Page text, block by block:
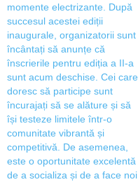
momente electrizante. După
succesul acestei ediții
inaugurale, organizatorii sunt
încântați să anunțe că
înscrierile pentru ediția a II-a
sunt acum deschise. Cei care
doresc să participe sunt
încurajați să se alăture și să
își testeze limitele într-o
comunitate vibrantă și
competitivă. De asemenea,
este o oportunitate excelentă
de a socializa și de a face noi